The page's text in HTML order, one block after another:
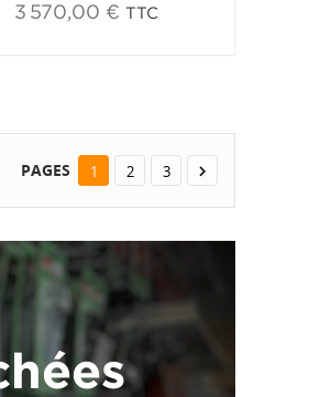
3 570,00 € TTC
PAGES 1 2 3 